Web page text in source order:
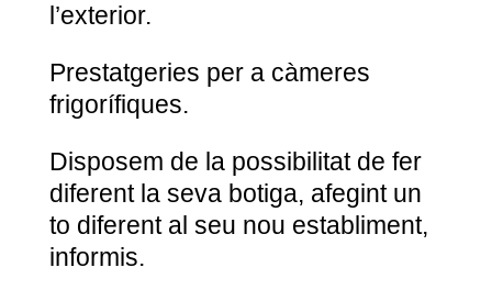
l’exterior.
Prestatgeries per a càmeres
frigorífiques.
Disposem de la possibilitat de fer
diferent la seva botiga, afegint un
to diferent al seu nou establiment,
informis.